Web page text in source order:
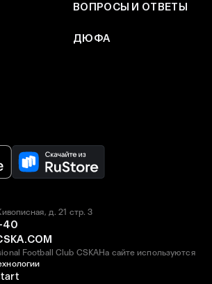
ВОПРОСЫ И ОТВЕТЫ
ДЮФА
Football Club CSKAНа сайте используются
д. 21 стр. 3
40